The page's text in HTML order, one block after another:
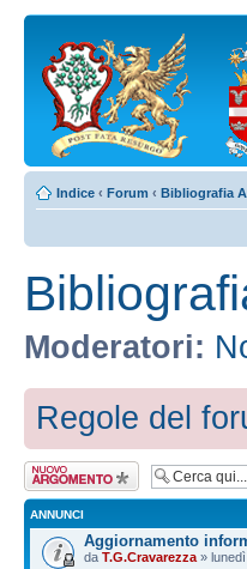
Indice ‹ Forum ‹ Bibliografia
Moderatori:
Regole del
Scrivi un nuovo
argomento
ANNUNCI
Aggiornamento
da T.G.Cravarezza »